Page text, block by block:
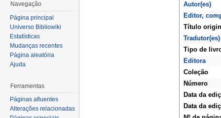
Autor(es)
Editor,
Título
Tradutor(es)
Tipo de
Editora
Coleção
Número
Data da
Data da
Navegação
Página principal
Universo Bibliowiki
Estatísticas
Mudanças recentes
Página aleatória
Ajuda
Ferramentas
Páginas afluentes
Alterações relacionadas